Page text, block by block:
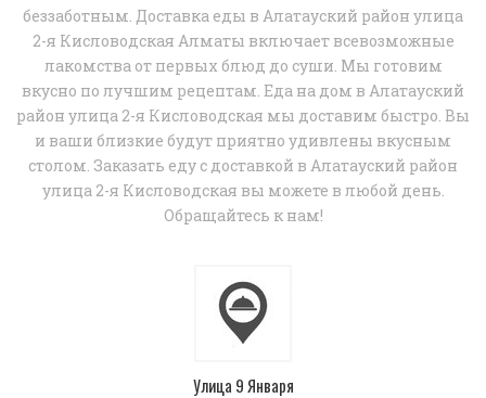
беззаботным. Доставка еды в Алатауский район улица
2-я Кисловодская Алматы включает всевозможные
лакомства от первых блюд до суши. Мы готовим
вкусно по лучшим рецептам. Еда на дом в Алатауский
район улица 2-я Кисловодская мы доставим быстро. Вы
и ваши близкие будут приятно удивлены вкусным
столом. Заказать еду с доставкой в Алатауский район
улица 2-я Кисловодская вы можете в любой день.
Обращайтесь к нам!
Улица 9 Января